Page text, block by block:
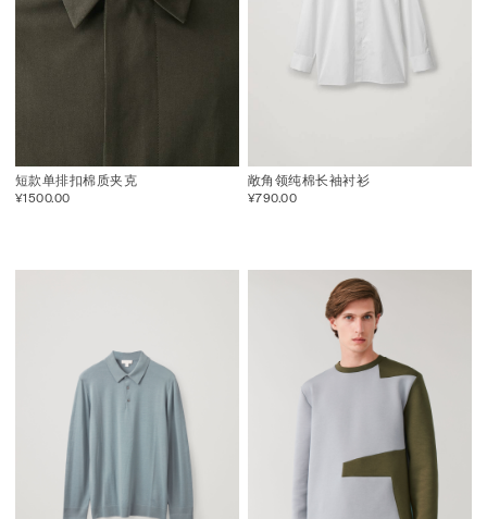
短款单排扣棉质夹克
¥1500.00
敞角领纯棉长袖衬衫
¥790.00